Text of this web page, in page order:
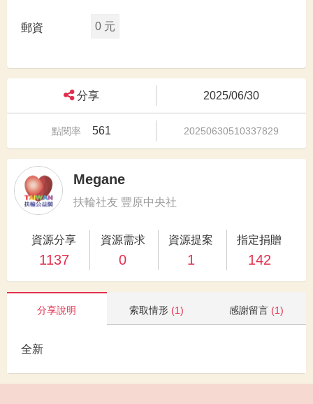
郵資 0 元
分享 2025/06/30
點閱率 561 20250630510337829
Megane
扶輪社友 豐原中央社
資源分享
1137
資源需求
0
資源提案
1
指定捐贈
142
分享說明 索取情形 (1) 感謝留言 (1)
全新